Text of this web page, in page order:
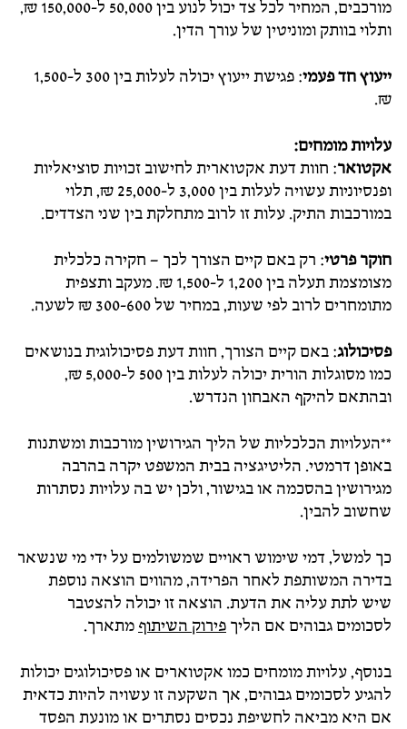
מורכבים, המחיר לכל צד יכול לנוע בין 50,000 ל-150,000 ₪,
ותלוי בוותק ומוניטין של עורך הדין.
ייעוץ חד פעמי
: פגישת ייעוץ יכולה לעלות בין 300 ל-1,500
₪.
עלויות מומחים:
אקטואר: חוות דעת אקטוארית לחישוב זכויות סוציאליות
ופנסיוניות עשויה לעלות בין 3,000 ל-25,000 ₪, תלוי
במורכבות התיק. עלות זו לרוב מתחלקת בין שני הצדדים.
חוקר פרטי: רק באם קיים הצורך לכך – חקירה כלכלית
מצומצמת תעלה בין 1,200 ל-1,500 ₪. מעקב ותצפית
מתומחרים לרוב לפי שעות, במחיר של 300-600 ₪ לשעה.
פסיכולוג: באם קיים הצורך, חוות דעת פסיכולוגית בנושאים
כמו מסוגלות הורית יכולה לעלות בין 500 ל-5,000 ₪,
ובהתאם להיקף האבחון הנדרש.
**העלויות הכלכליות של הליך הגירושין מורכבות ומשתנות
באופן דרמטי. הליטיגציה בבית המשפט יקרה בהרבה
מגירושין בהסכמה או בגישור, ולכן יש בה עלויות נסתרות
שחשוב להבין.
כך למשל, דמי שימוש ראויים שמשולמים על ידי מי שנשאר
בדירה המשותפת לאחר הפרידה, מהווים הוצאה נוספת
שיש לתת עליה את הדעת. הוצאה זו יכולה להצטבר
לסכומים גבוהים אם הליך פירוק השיתוף מתארך.
בנוסף, עלויות מומחים כמו אקטוארים או פסיכולוגים יכולות
להגיע לסכומים גבוהים, אך השקעה זו עשויה להיות כדאית
אם היא מביאה לחשיפת נכסים נסתרים או מונעת הפסד